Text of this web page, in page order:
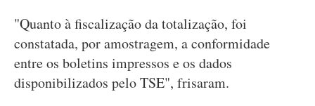
"Quanto à fiscalização da totalização, foi
constatada, por amostragem, a conformidade
entre os boletins impressos e os dados
disponibilizados pelo TSE", frisaram.